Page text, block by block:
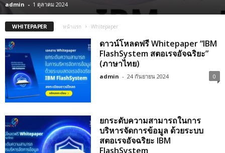
admin - 1 ตุลาคม 2024
WHITEPAPER หน้าแรก Whitepaper
ดาวน์โหลดฟรี Whitepaper “IBM
FlashSystem สตอเรจอัจฉริยะ”
(ภาษาไทย)
admin - 24 กันยายน 2024 0
ยกระดับความสามารถในการ
บริหารจัดการข้อมูล ด้วยระบบ
สตอเรจอัจฉริยะ IBM
FlashSystem